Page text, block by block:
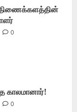
0
காலமானார்!
0